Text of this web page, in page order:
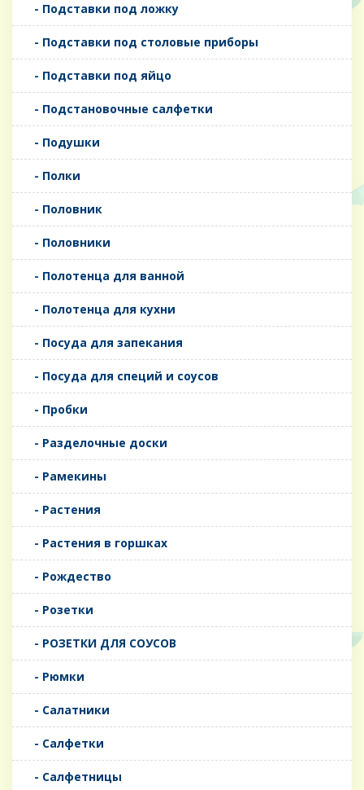
- Подставки под ложку
- Подставки под столовые приборы
- Подставки под яйцо
- Подстановочные салфетки
- Подушки
- Полки
- Половник
- Половники
- Полотенца для ванной
- Полотенца для кухни
- Посуда для запекания
- Посуда для специй и соусов
- Пробки
- Разделочные доски
- Рамекины
- Растения
- Растения в горшках
- Рождество
- Розетки
- РОЗЕТКИ ДЛЯ СОУСОВ
- Рюмки
- Салатники
- Салфетки
- Салфетницы